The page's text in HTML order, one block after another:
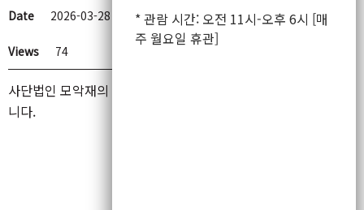
Date 2026-03-28 12:08
Views 74
사단법인 모악재의 2025년 기부금 모금액 및 활용실적을 공개합
니다.
* 관람 시간: 오전 11시-오후 6시 [매
주 월요일 휴관]